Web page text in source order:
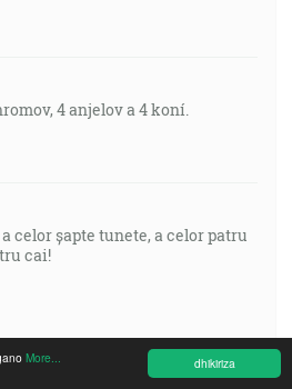
dhikiriza
More...
4 anjelov a 4 koní.
celor șapte tunete, a celor patru
cai!